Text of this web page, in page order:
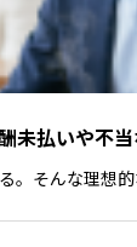
未払いや不
。そんな理想